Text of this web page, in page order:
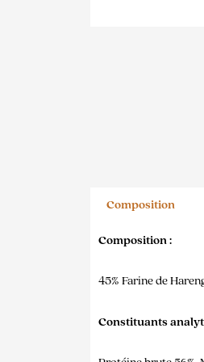
Composition
Composition :
45% Farine de
Constituants